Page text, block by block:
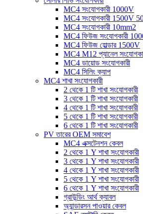
MC4 সংযোগকারী 1000V
MC4 সংযোগকারী 1500V
MC4 সংযোগকারী 10mm2
MC4 ফিউজ সংযোগকারী
MC4 ফিউজ হোল্ডার 1500V
MC4 M12 প্যানেল
MC4 ডায়োড সংযোগকারী
MC4 সিলিং ক্যাপ
MC4 শাখা সংযোগকারী
2 থেকে 1 টি শাখা সংযোগকারী
3 থেকে 1 টি শাখা সংযোগকারী
4 থেকে 1 টি শাখা সংযোগকারী
5 থেকে 1 টি শাখা সংযোগকারী
6 থেকে 1 টি শাখা সংযোগকারী
PV তারের OEM সমাবেশ
MC4 এক্সটেনশন কেবল
2 থেকে 1 Y শাখা সংযোগকারী
3 থেকে 1 Y শাখা সংযোগকারী
4 থেকে 1 Y শাখা সংযোগকারী
5 থেকে 1 Y শাখা সংযোগকারী
6 থেকে 1 Y শাখা সংযোগকারী
গ্রাউন্ডিং আর্থ ক্যাবল
অ্যান্ডারসন পাওয়ার কেবল